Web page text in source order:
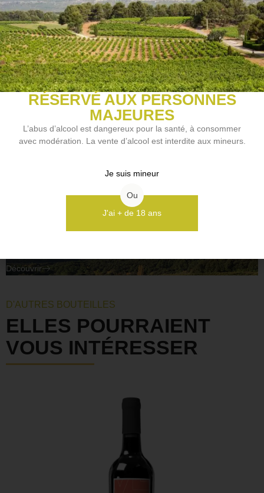
1,5 kg
Cépage(s)
Riesling
Arômes du vin
Fruits blancs, Minéral
Accords mets et vins
Fruits de mer, Poisson, Viande blanche
NOS VINS COUP DE COEUR
Découvrir
D'AUTRES BOUTEILLES
ELLES POURRAIENT
VOUS INTÉRESSER
RÉSERVÉ AUX PERSONNES
MAJEURES
L’abus d’alcool est dangereux pour la santé, à consommer
avec modération. La vente d’alcool est interdite aux mineurs.
Je suis mineur
Ou
J'ai + de 18 ans